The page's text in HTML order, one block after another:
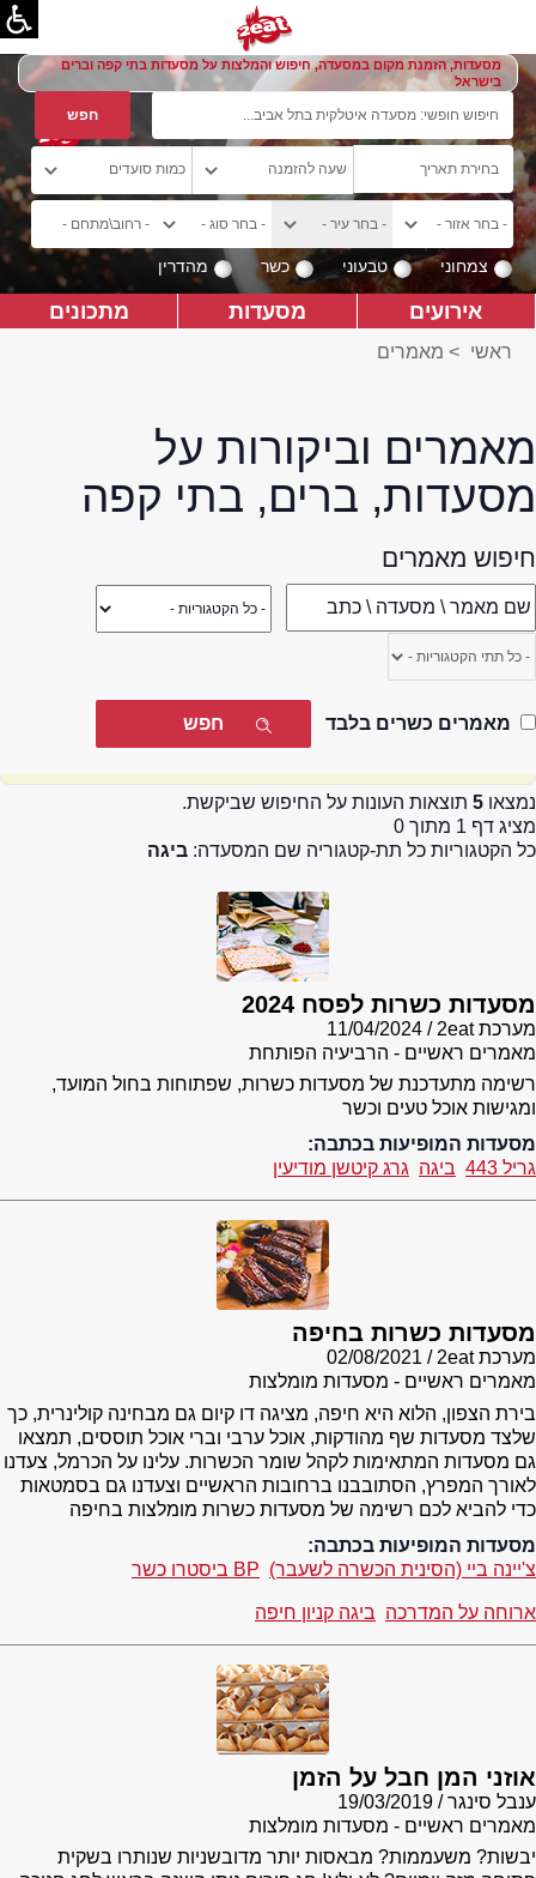
מסעדות, הזמנת מקום במסעדה, חיפוש והמלצות על מסעדות בתי קפה וברים
בישראל
צמחוני טבעוני כשר מהדרין
אירועים מסעדות מתכונים
ראשי > מאמרים
מאמרים וביקורות על
מסעדות, ברים, בתי קפה
חיפוש מאמרים
מאמרים כשרים בלבד
נמצאו 5 תוצאות העונות על החיפוש שביקשת.
מציג דף 1 מתוך 0
כל הקטגוריות כל תת-קטגוריה שם המסעדה: ביגה
מסעדות כשרות לפסח 2024
מערכת 2eat
11/04/2024
מאמרים ראשיים - הרביעיה הפותחת
רשימה מתעדכנת של מסעדות כשרות, שפתוחות בחול המועד,
ומגישות אוכל טעים וכשר
מסעדות המופיעות בכתבה:
גריל 443
ביגה גרג קיטשן מודיעין
מסעדות כשרות בחיפה
מערכת 2eat
02/08/2021
מאמרים ראשיים - מסעדות מומלצות
בירת הצפון, הלוא היא חיפה, מציגה דו קיום גם מבחינה קולינרית, כך
שלצד מסעדות שף מהודקות, אוכל ערבי וברי אוכל תוססים, תמצאו
גם מסעדות המתאימות לקהל שומר הכשרות. עלינו על הכרמל, צעדנו
לאורך המפרץ, הסתובבנו ברחובות הראשיים וצעדנו גם בסמטאות
כדי להביא לכם רשימה של מסעדות כשרות מומלצות בחיפה
מסעדות המופיעות בכתבה:
צ'יינה ביי (הסינית הכשרה לשעבר) BP ביסטרו כשר
ארוחה על המדרכה ביגה קניון חיפה
אוזני המן חבל על הזמן
ענבל סינגר
19/03/2019
מאמרים ראשיים - מסעדות מומלצות
יבשות? משעממות? מבאסות יותר מדובשניות שנותרו בשקית